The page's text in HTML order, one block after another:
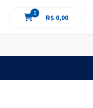
0
R$ 0,00